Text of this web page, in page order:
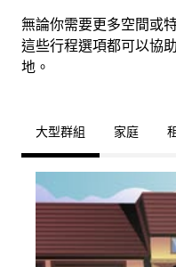
無論你需要更多空間或
這些行程選項都可以協
地。
大型群組 家庭